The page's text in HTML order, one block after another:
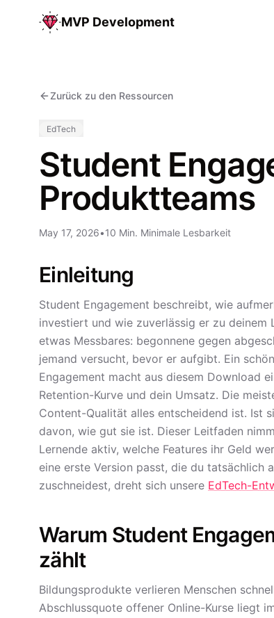
MVP Development
Zurück zu den Ressourcen
EdTech
Student
Produktteams
May 17, 2026•10 Min. Minimale Lesbarkeit
Einleitung
Student Engagement beschreibt, wie
investiert und wie zuverlässig er zu
etwas Messbares: begonnene gegen
jemand versucht, bevor er aufgibt. Ein
Engagement macht aus diesem Download
Retention-Kurve und dein Umsatz. Die
Content-Qualität alles entscheidend ist. Ist
davon, wie gut sie ist. Dieser Leitfaden
Lernende aktiv, welche Features ihr Geld
eine erste Version passt, die du tatsächlich
zuschneidest, dreht sich unsere EdTech-
Warum Student
zählt
Bildungsprodukte verlieren Menschen
Abschlussquote offener Online-Kurse liegt